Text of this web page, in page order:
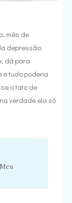
mês de
depressão.
dá para
e tudo poderia
o tato de
verdade ela só